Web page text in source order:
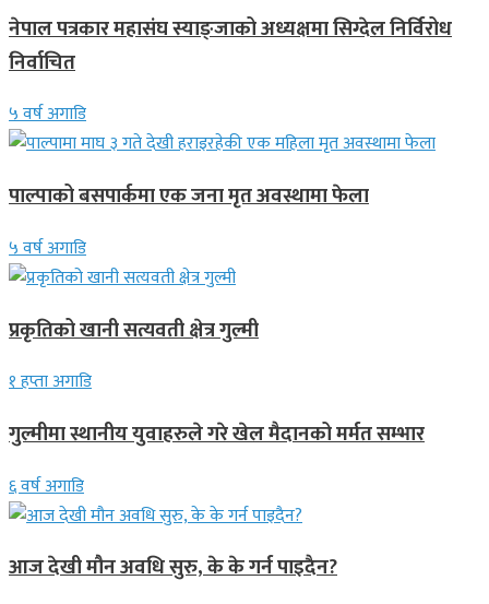
नेपाल पत्रकार महासंघ स्याङ्जाको अध्यक्षमा सिग्देल निर्विरोध
निर्वाचित
५ वर्ष अगाडि
पाल्पाको बसपार्कमा एक जना मृत अवस्थामा फेला
५ वर्ष अगाडि
प्रकृतिको खानी सत्यवती क्षेत्र गुल्मी
१ हप्ता अगाडि
गुल्मीमा स्थानीय युवाहरुले गरे खेल मैदानको मर्मत सम्भार
६ वर्ष अगाडि
आज देखी मौन अवधि सुरु, के के गर्न पाइदैन?